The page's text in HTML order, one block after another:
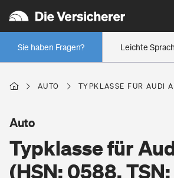
Leichte
Sie haben Fragen?
Wer versichert was: Jetzt Versicherer finden
Regionalklassen: So ist Ihre Region
Wer versichert was: Jetzt Versicherer
Berufsunfähigkeitsversicherung
Wohnen
AUTO TYPKLASSE FÜR AUDI
Typklasse für
(HSN: 0588,
Auto